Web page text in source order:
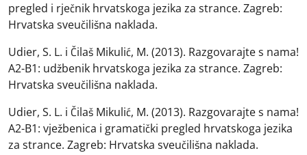
pregled i rječnik hrvatskoga jezika za strance. Zagreb:
Hrvatska sveučilišna naklada.
Udier, S. L. i Čilaš Mikulić, M. (2013). Razgovarajte s nama!
A2-B1: udžbenik hrvatskoga jezika za strance. Zagreb:
Hrvatska sveučilišna naklada.
Udier, S. L. i Čilaš Mikulić, M. (2013). Razgovarajte s nama!
A2-B1: vježbenica i gramatički pregled hrvatskoga jezika
za strance. Zagreb: Hrvatska sveučilišna naklada.